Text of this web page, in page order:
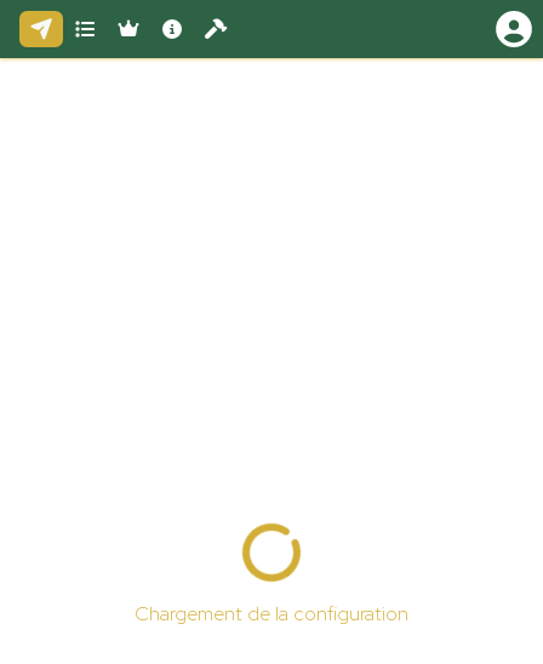
Chargement de la configuration